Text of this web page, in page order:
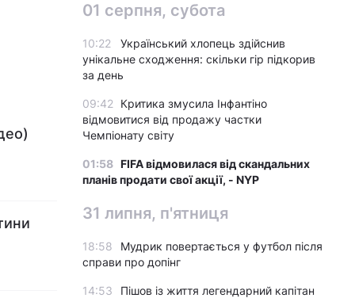
01 серпня, субота
10:22
Український хлопець здійснив
унікальне сходження: скільки гір підкорив
за день
09:42
Критика змусила Інфантіно
відмовитися від продажу частки
Чемпіонату світу
01:58 FIFA відмовилася від скандальних
планів продати свої акції, - NYP
31 липня, п'ятниця
18:58
Мудрик повертається у футбол після
справи про допінг
14:53
Пішов із життя легендарний капітан